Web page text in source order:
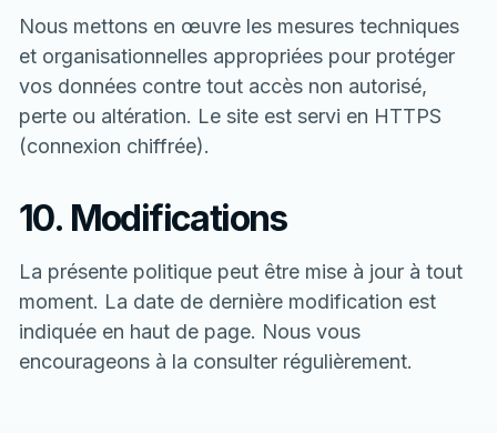
Nous mettons en œuvre les mesures techniques
et organisationnelles appropriées pour protéger
vos données contre tout accès non autorisé,
perte ou altération. Le site est servi en HTTPS
(connexion chiffrée).
10. Modifications
La présente politique peut être mise à jour à tout
moment. La date de dernière modification est
indiquée en haut de page. Nous vous
encourageons à la consulter régulièrement.